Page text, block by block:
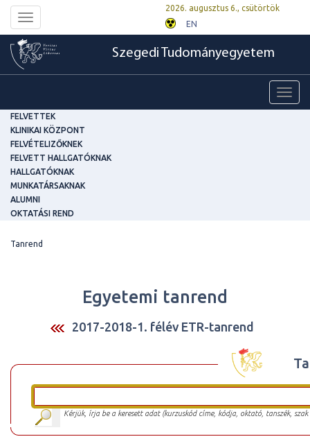
Toggle
navigation
2026. augusztus 6., csütörtök
EN
Szegedi Tudományegyetem
FELVETTEK
KLINIKAI KÖZPONT
FELVÉTELIZŐKNEK
FELVETT HALLGATÓKNAK
HALLGATÓKNAK
MUNKATÁRSAKNAK
ALUMNI
OKTATÁSI REND
Tanrend
Egyetemi tanrend
2017-2018-1. félév ETR-tanrend
Kérjük, írja be a keresett adat (kurzuskód címe, kódja, oktató, tanszék,